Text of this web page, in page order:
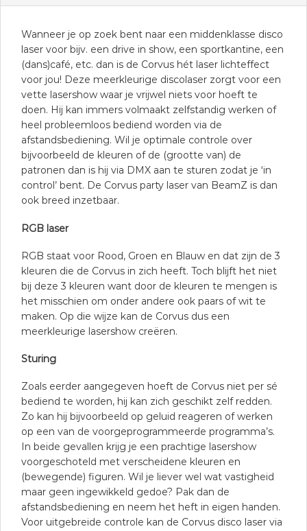
Wanneer je op zoek bent naar een middenklasse disco
laser voor bijv. een drive in show, een sportkantine, een
(dans)café, etc. dan is de Corvus hét laser lichteffect
voor jou! Deze meerkleurige discolaser zorgt voor een
vette lasershow waar je vrijwel niets voor hoeft te
doen. Hij kan immers volmaakt zelfstandig werken of
heel probleemloos bediend worden via de
afstandsbediening. Wil je optimale controle over
bijvoorbeeld de kleuren of de (grootte van) de
patronen dan is hij via DMX aan te sturen zodat je ‘in
control’ bent. De Corvus party laser van BeamZ is dan
ook breed inzetbaar.
RGB laser
RGB staat voor Rood, Groen en Blauw en dat zijn de 3
kleuren die de Corvus in zich heeft. Toch blijft het niet
bij deze 3 kleuren want door de kleuren te mengen is
het misschien om onder andere ook paars of wit te
maken. Op die wijze kan de Corvus dus een
meerkleurige lasershow creëren.
Sturing
Zoals eerder aangegeven hoeft de Corvus niet per sé
bediend te worden, hij kan zich geschikt zelf redden.
Zo kan hij bijvoorbeeld op geluid reageren of werken
op een van de voorgeprogrammeerde programma’s.
In beide gevallen krijg je een prachtige lasershow
voorgeschoteld met verscheidene kleuren en
(bewegende) figuren. Wil je liever wel wat vastigheid
maar geen ingewikkeld gedoe? Pak dan de
afstandsbediening en neem het heft in eigen handen.
Voor uitgebreide controle kan de Corvus disco laser via